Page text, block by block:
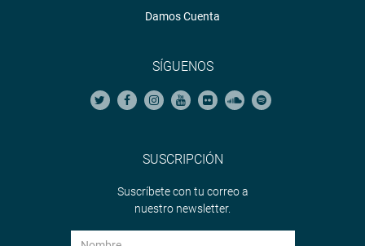
Damos Cuenta
SÍGUENOS
SUSCRIPCIÓN
Suscríbete con tu correo a
nuestro newsletter.